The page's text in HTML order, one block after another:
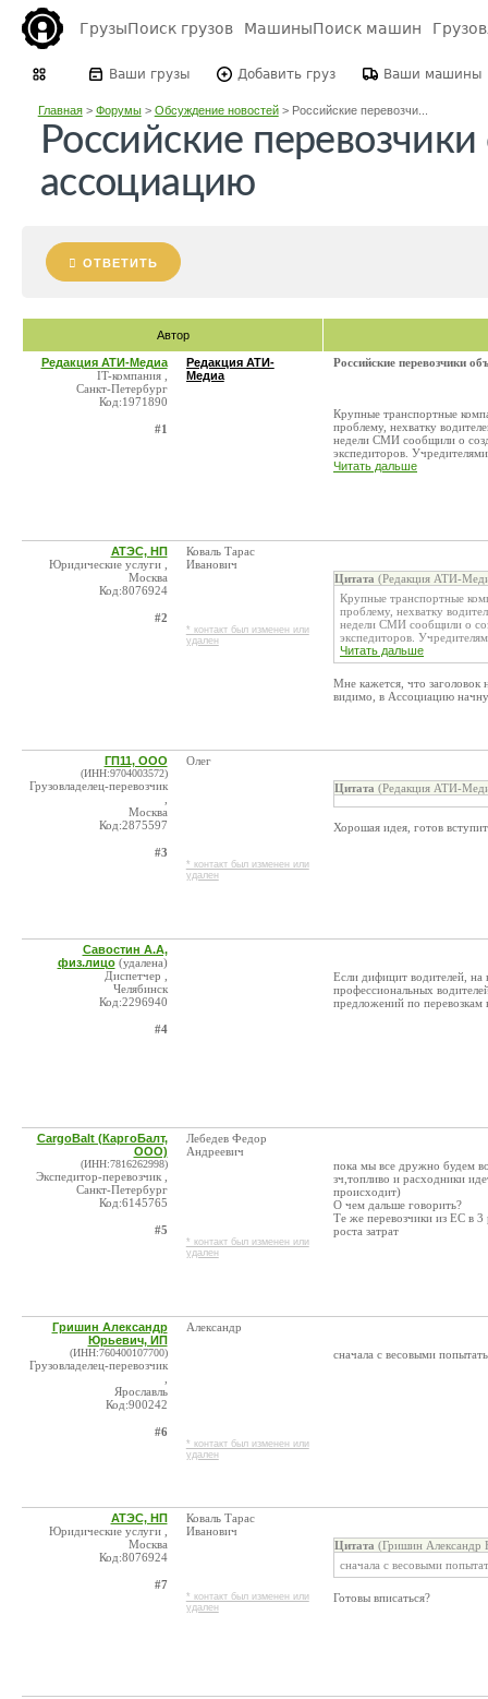
ГрузыПоиск грузов МашиныПоиск машин
Ваши грузы Добавить груз Ваши машины
Главная> Форумы> Обсуждение новостей> Российские перевозчи...
Российские
ассоциацию
ОТВЕТИТЬ
Автор
Редакция АТИ-Медиа
IT-компания ,
Санкт-Петербург
Код:1971890
#1
Редакция АТИ-
Медиа
Российские перевозчики
Крупные транспортные
проблему, нехватку
недели СМИ сообщили о
экспедиторов.
Читать дальше
АТЭС, НП
Юридические услуги ,
Москва
Код:8076924
#2
Коваль Тарас
Иванович
* контакт был изменен или
удален
Цитата (Редакция АТИ-
Крупные транспортные
проблему, нехватку
недели СМИ сообщили о
экспедиторов.
Читать дальше
Мне кажется, что заголовок
видимо, в Ассоциацию
ГП11, ООО
(ИНН:9704003572)
Грузовладелец-перевозчик
Москва
Код:2875597
#3
Олег
* контакт был изменен или
удален
Цитата (Редакция АТИ-
Хорошая идея, готов
Савостин А.А,
физ.лицо (удалена)
Диспетчер ,
Челябинск
Код:2296940
#4
Если дифицит водителей, на
профессиональных
предложений по перевозкам
CargoBalt (КаргоБалт,
ООО)
(ИНН:7816262998)
Экспедитор-перевозчик ,
Санкт-Петербург
Код:6145765
#5
Лебедев Федор
Андреевич
* контакт был изменен или
удален
пока мы все дружно будем
зч,топливо и расходники
происходит)
О чем дальше говорить?
Те же перевозчики из ЕС в 3
роста затрат
Гришин Александр
Юрьевич, ИП
(ИНН:760400107700)
Грузовладелец-перевозчик
Ярославль
Код:900242
#6
Александр
* контакт был изменен или
удален
сначала с весовыми
АТЭС, НП
Юридические услуги ,
Москва
Код:8076924
#7
Коваль Тарас
Иванович
* контакт был изменен или
удален
Цитата (Гришин
сначала с весовыми
Готовы вписаться?